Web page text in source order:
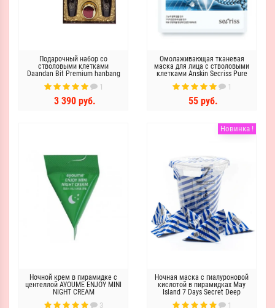
Подарочный набор со
стволовыми клетками
Daandan Bit Premium hanbang
scin care 3 set
1
3 390 руб.
Омолаживающая тканевая
маска для лица с стволовыми
клетками Anskin Secriss Pure
Nature Mask Pack- Steam Cell
1
55 руб.
Ночной крем в пирамидке с
центеллой AYOUME ENJOY MINI
NIGHT CREAM
3
Новинка !
Ночная маска с гиалуроновой
кислотой в пирамидках May
Island 7 Days Secret Deep
Water sleeping Mask Pack
1